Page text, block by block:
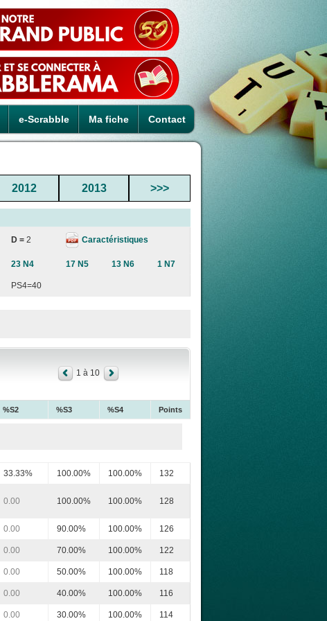
e-Scrabble Ma fiche Contact
2012 2013 >>>
D = 2 Caractéristiques
23 N4 17 N5 13 N6 1 N7
PS4=40
1 à 10
%S2 %S3 %S4 Points
33.33% 100.00% 100.00% 132
0.00 100.00% 100.00% 128
0.00 90.00% 100.00% 126
0.00 70.00% 100.00% 122
0.00 50.00% 100.00% 118
0.00 40.00% 100.00% 116
0.00 30.00% 100.00% 114